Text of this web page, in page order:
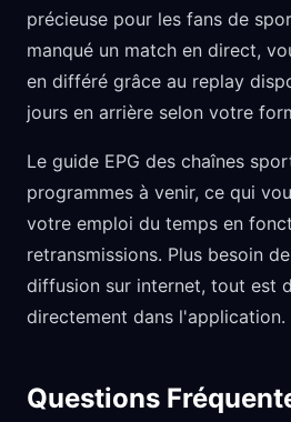
précieuse pour les fans de
manqué un match en direct,
en différé grâce au replay
jours en arrière selon votre
Le guide EPG des chaînes
programmes à venir, ce qui
votre emploi du temps en
retransmissions. Plus besoin
diffusion sur internet, tout est
directement dans l'application.
Questions